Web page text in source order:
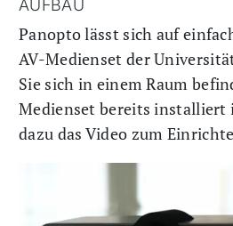
AUFBAU
Panopto lässt sich auf
AV-Medienset der
Sie sich in einem Raum
Medienset bereits installiert
dazu das Video zum